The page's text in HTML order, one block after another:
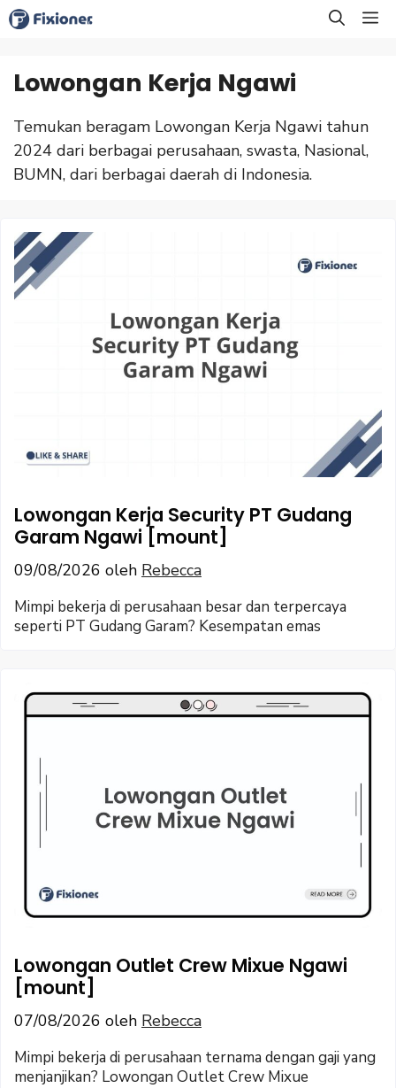
Langsung
ke
Lowongan Kerja Ngawi
Temukan beragam Lowongan Kerja Ngawi tahun
2024 dari berbagai perusahaan, swasta, Nasional,
BUMN, dari berbagai daerah di Indonesia.
Lowongan Kerja Security PT Gudang
Garam Ngawi [mount]
09/08/2026 oleh Rebecca
Mimpi bekerja di perusahaan besar dan terpercaya
seperti PT Gudang Garam? Kesempatan emas
Lowongan Outlet Crew Mixue Ngawi
[mount]
07/08/2026 oleh Rebecca
Mimpi bekerja di perusahaan ternama dengan gaji yang
menjanjikan? Lowongan Outlet Crew Mixue